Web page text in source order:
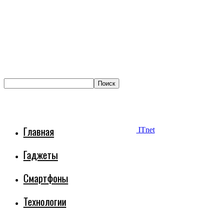
ITnet
Главная
Гаджеты
Смартфоны
Технологии